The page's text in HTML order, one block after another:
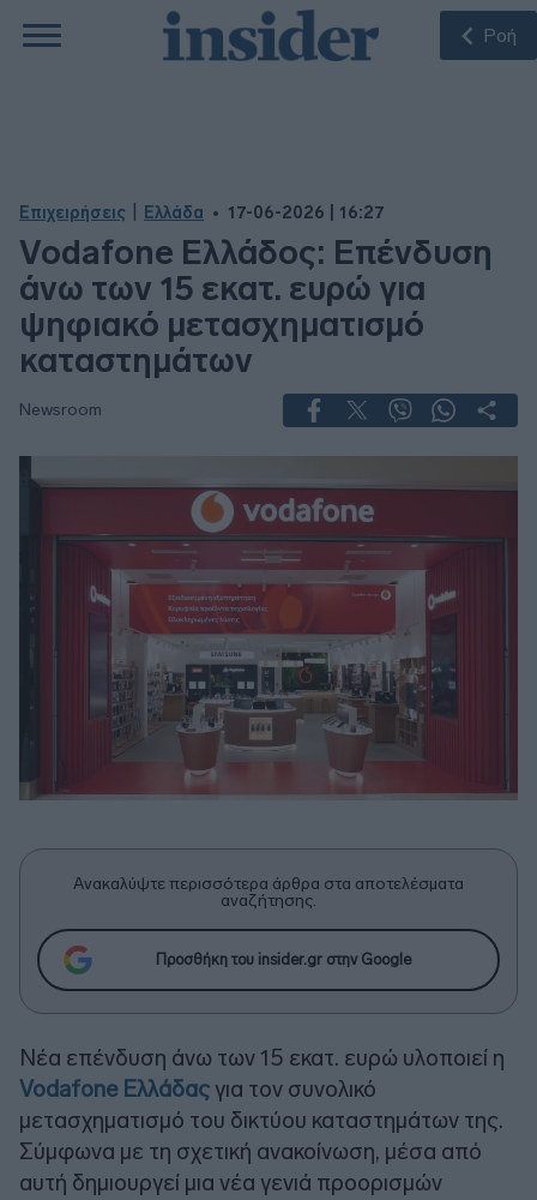
Ροή
Επιχειρήσεις Ελλάδα 17-06-2026 | 16:27
Vodafone Ελλάδος: Επένδυση
άνω των 15 εκατ. ευρώ για
ψηφιακό μετασχηματισμό
καταστημάτων
Newsroom
Ανακαλύψτε περισσότερα άρθρα στα αποτελέσματα
αναζήτησης.
Προσθήκη του insider.gr στην Google
Νέα επένδυση άνω των 15 εκατ. ευρώ υλοποιεί η
Vodafone Ελλάδας για τον συνολικό
μετασχηματισμό του δικτύου καταστημάτων της.
Σύμφωνα με τη σχετική ανακοίνωση, μέσα από
αυτή δημιουργεί μια νέα γενιά προορισμών